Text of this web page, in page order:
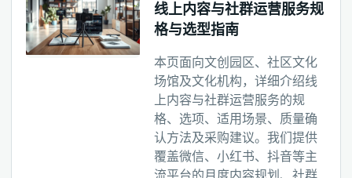
线上内容与社群运营服务规
格与选型指南
本页面向文创园区、社区文化
场馆及文化机构，详细介绍线
上内容与社群运营服务的规
格、选项、适用场景、质量确
认方法及采购建议。我们提供
覆盖微信、小红书、抖音等主
流平台的月度内容规划、社群